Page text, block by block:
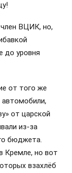
член ВЦИК, но,
до уровня
от того же
от царской
из-за
бюджета.
Кремле, но вот
взахлёб